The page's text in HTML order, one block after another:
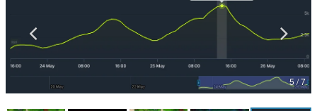
ゲームが変えた日本語
「経験値」「裏技」「ラスボス」… ゲームにまつわる言葉
の起源や用法の変遷を、コンピューター文化史研究家・タ
イニーP氏が徹底調査。
カテゴリ
5 / 7